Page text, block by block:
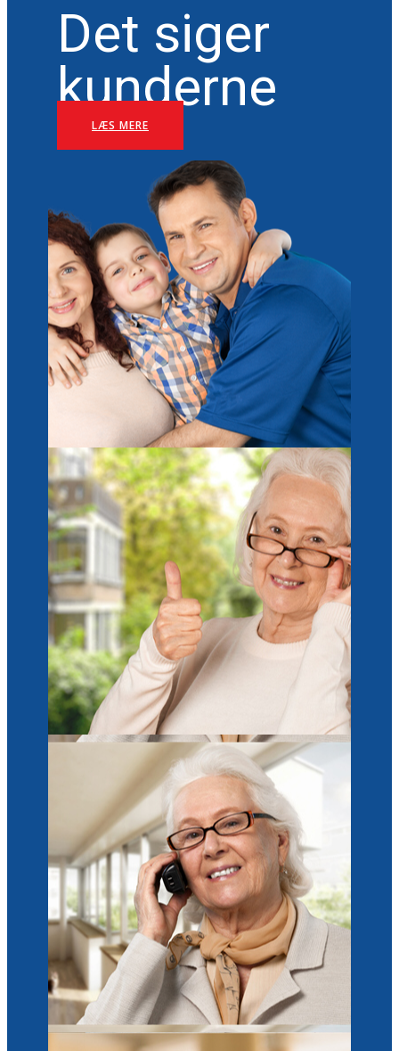
Det siger
kunderne
LÆS MERE